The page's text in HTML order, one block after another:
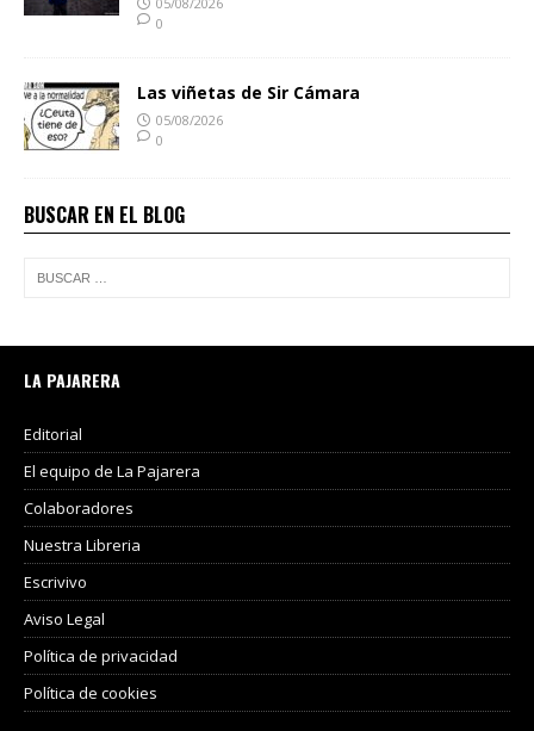
0
Las viñetas de Sir Cámara
05/08/2026
0
BUSCAR EN EL BLOG
LA PAJARERA
Editorial
El equipo de La Pajarera
Colaboradores
Nuestra Libreria
Escrivivo
Aviso Legal
Política de privacidad
Política de cookies